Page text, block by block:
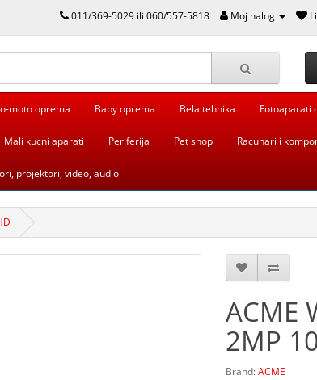
011/369-5029 ili 060/557-5818 Moj nalog
moto oprema Baby oprema Bela tehnika Fotoaparati
Mali kucni aparati Periferija Pet shop Racunari i
projektori, video, audio
ACME
2MP
Brand:ACME